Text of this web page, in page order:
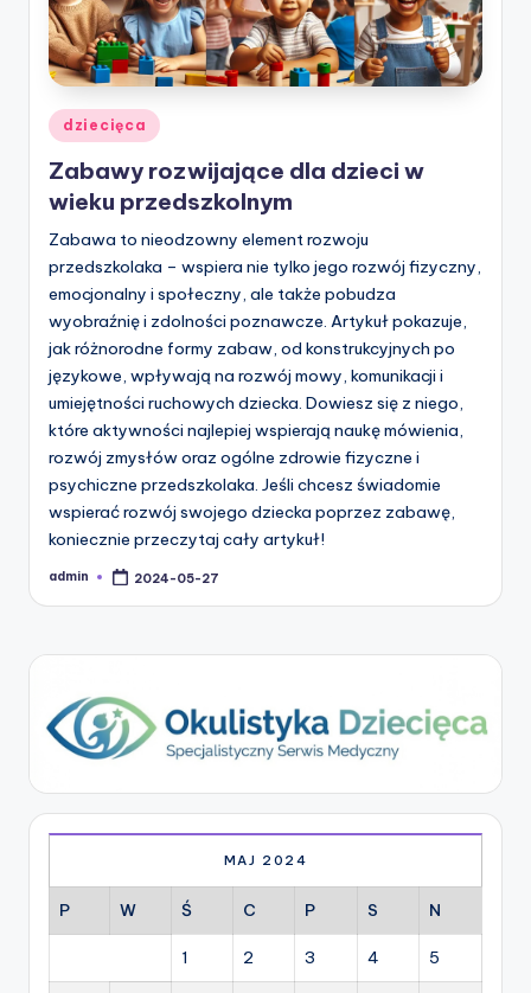
Posted
in
dziecięca
Zabawy rozwijające dla dzieci w
wieku przedszkolnym
Zabawa to nieodzowny element rozwoju
przedszkolaka – wspiera nie tylko jego rozwój fizyczny,
emocjonalny i społeczny, ale także pobudza
wyobraźnię i zdolności poznawcze. Artykuł pokazuje,
jak różnorodne formy zabaw, od konstrukcyjnych po
językowe, wpływają na rozwój mowy, komunikacji i
umiejętności ruchowych dziecka. Dowiesz się z niego,
które aktywności najlepiej wspierają naukę mówienia,
rozwój zmysłów oraz ogólne zdrowie fizyczne i
psychiczne przedszkolaka. Jeśli chcesz świadomie
wspierać rozwój swojego dziecka poprzez zabawę,
koniecznie przeczytaj cały artykuł!
Posted
admin 2024-05-27
MAJ 2024
P W Ś C P S N
1 2 3 4 5